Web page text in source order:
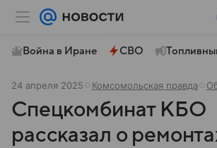
Война в Иране СВО
24 апреля 2025 Комсомольская правда
Спецкомбинат КБО
рассказал о